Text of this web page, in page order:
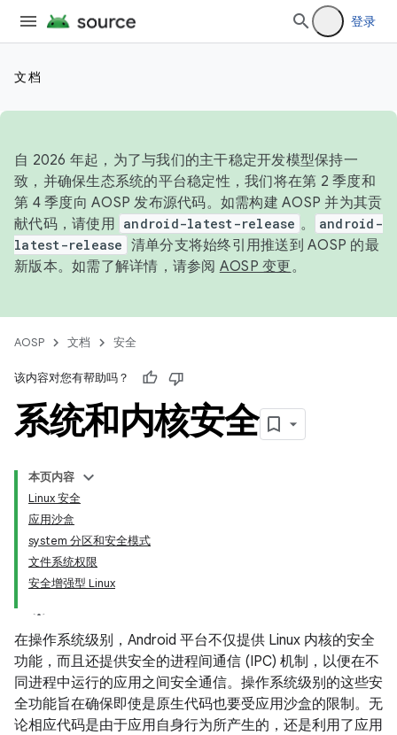
登录
文档
自 2026 年起，为了与我们的主干稳定开发模型保持一
致，并确保生态系统的平台稳定性，我们将在第 2 季度和
第 4 季度向 AOSP 发布源代码。如需构建 AOSP 并为其贡
献代码，请使用 android-latest-release 。
android-
latest-release 清单分支将始终引用推送到 AOSP 的最
新版本。如需了解详情，请参阅 AOSP 变更。
AOSP 文档 安全
该内容对您有帮助吗？
系统和内核安全
本页内容
Linux 安全
应用沙盒
system 分区和安全模式
文件系统权限
安全增强型 Linux
在操作系统级别，Android 平台不仅提供 Linux 内核的安全
功能，而且还提供安全的进程间通信 (IPC) 机制，以便在不
同进程中运行的应用之间安全通信。操作系统级别的这些安
全功能旨在确保即使是原生代码也要受应用沙盒的限制。无
论相应代码是由于应用自身行为所产生的，还是利用了应用